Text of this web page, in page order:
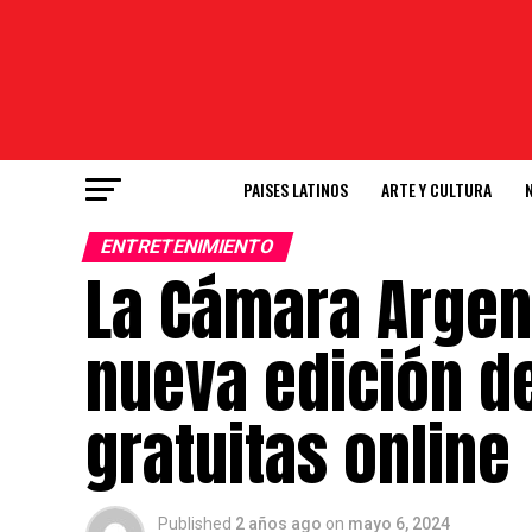
PAISES LATINOS ARTE Y CULTURA
ENTRETENIMIENTO
La Cámara
nueva edición
gratuitas online
Published 2 años ago on mayo 6, 2024